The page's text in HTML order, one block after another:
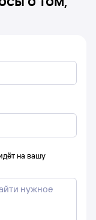
на вашу